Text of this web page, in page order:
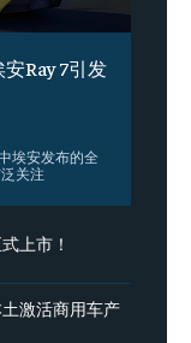
Ray 7引发
埃安发布的全
关注
上市！
激活商用车产